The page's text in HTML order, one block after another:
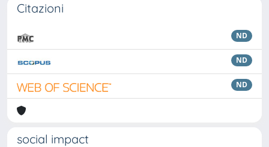
Citazioni
ND
ND
ND
social impact